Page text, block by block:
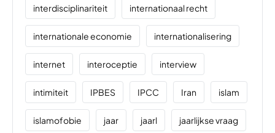
interdisciplinariteit internationaal recht
internationale economie internationalisering
internet interoceptie interview
intimiteit IPBES IPCC Iran islam
islamofobie jaar jaarl jaarlijkse vraag